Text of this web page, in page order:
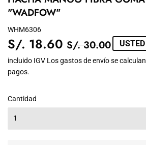
"WADFOW"
WHM6306
S/. 18.60 S/. 30.00
S/.
30.00
DE
S/.
18.60
incluido IGV Losgastos de envíose
pagos.
Cantidad